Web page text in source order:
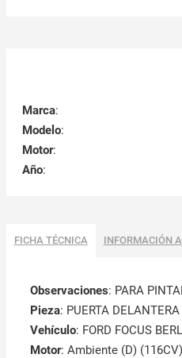
Marca:
Modelo:
Motor:
Año:
FICHA TÉCNICA INFORMACIÓN
Observaciones: PARA
Pieza: PUERTA
Vehículo: FORD FOCUS
Motor: Ambiente (D) (116CV)